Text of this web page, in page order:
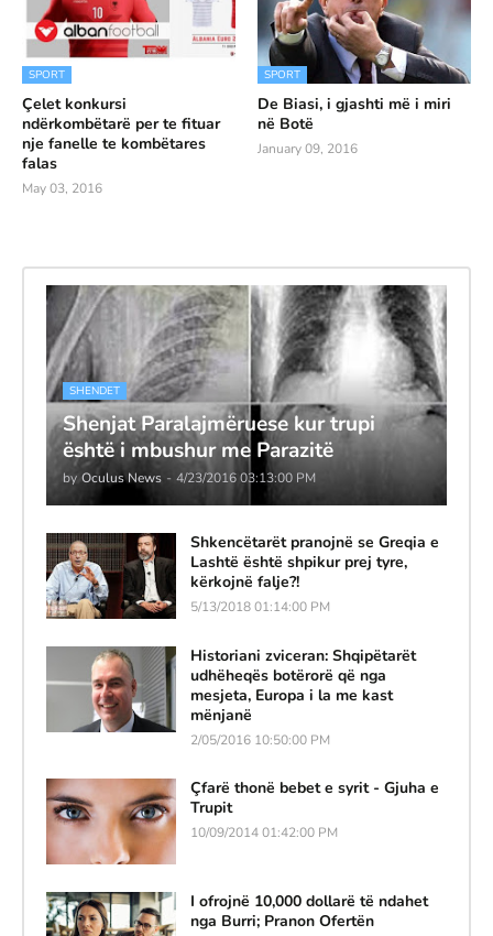
SPORT
Çelet konkursi
ndërkombëtarë per te fituar
nje fanelle te kombëtares
falas
May 03, 2016
SPORT
De Biasi, i gjashti më i miri
në Botë
January 09, 2016
SHENDET
Shenjat Paralajmëruese kur trupi
është i mbushur me Parazitë
by Oculus News - 4/23/2016 03:13:00 PM
Shkencëtarët pranojnë se Greqia e
Lashtë është shpikur prej tyre,
kërkojnë falje?!
5/13/2018 01:14:00 PM
Historiani zviceran: Shqipëtarët
udhëheqës botërorë që nga
mesjeta, Europa i la me kast
mënjanë
2/05/2016 10:50:00 PM
Çfarë thonë bebet e syrit - Gjuha e
Trupit
10/09/2014 01:42:00 PM
I ofrojnë 10,000 dollarë të ndahet
nga Burri; Pranon Ofertën